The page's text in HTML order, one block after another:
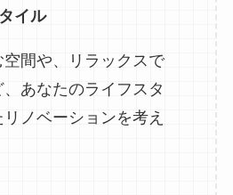
イル
間や、リラックスで
あなたのライフスタ
ノベーションを考え